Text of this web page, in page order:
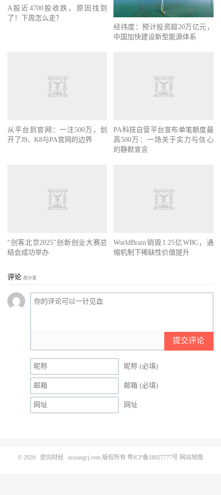
A股近4700股收跌，原因找到
了！下周怎么走？
经纬度：预计投资超20万亿元，
中国加快建设新型能源体系
从平台到官网：一注500万，划
开了J9、K8与PA官网的边界
PA科技自营平台宣布单笔额度最
高500万：一场关于实力与信心
的静默宣言
“创客北京2025”创新创业大赛总
结会成功举办
WorldBrain销毁1.25亿WBC，通
缩机制下稀缺性价值提升
评论 抢沙发
提交评论
昵称 (必填)
邮箱 (必填)
网址
© 2026 逆向财经 nixiangcj.com 版权所有 粤ICP备18027777号 网站地图